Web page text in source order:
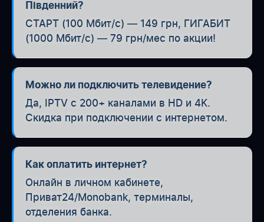
Південний?
СТАРТ (100 Мбит/с) — 149 грн, ГИГАБИТ
(1000 Мбит/с) — 79 грн/мес по акции!
Можно ли подключить телевидение?
Да, IPTV с 200+ каналами в HD и 4K.
Скидка при подключении с интернетом.
Как оплатить интернет?
Онлайн в личном кабинете,
Приват24/Monobank, терминалы,
отделения банка.